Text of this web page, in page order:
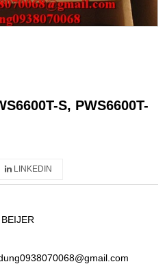
S, PWS6600T-
LINKEDIN